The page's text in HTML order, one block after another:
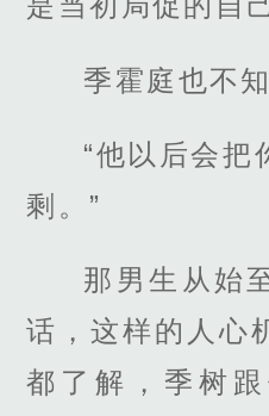
季霍庭也不
“他以后会把
剩。”
那男生从始
话，这样的人心
都了解，季树